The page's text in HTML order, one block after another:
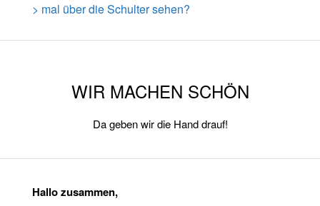
> mal über die Schulter sehen?
WIR MACHEN SCHÖN
Da geben wir die Hand drauf!
Hallo zusammen,